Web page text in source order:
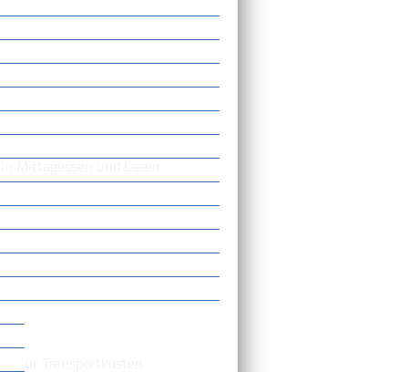
Mittagessen und Essen
für Transportkosten